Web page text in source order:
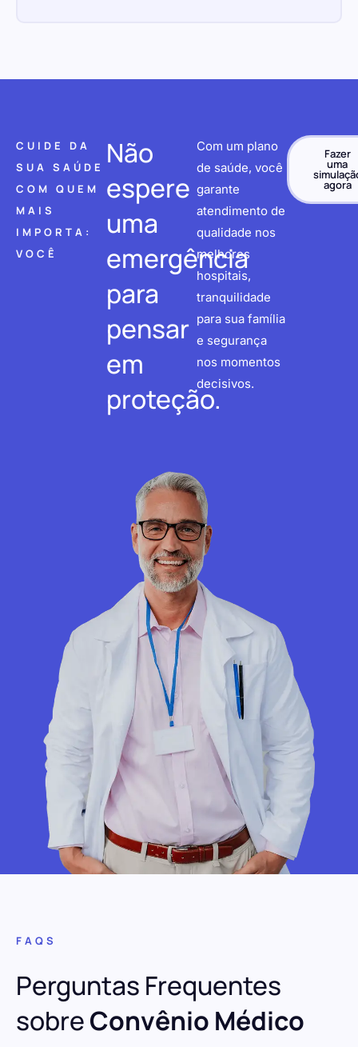
CUIDE DA
SUA SAÚDE
COM QUEM
MAIS
IMPORTA:
VOCÊ
Não
espere
uma
emergência
para
pensar
em
proteção.
Com um plano
de saúde, você
garante
atendimento de
qualidade nos
melhores
hospitais,
tranquilidade
para sua família
e segurança
nos momentos
decisivos.
Fazer
uma
agora
FAQS
Perguntas Frequentes
sobreConvênio Médico